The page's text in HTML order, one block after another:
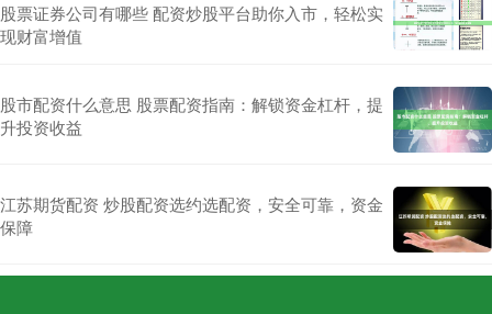
股票证券公司有哪些 配资炒股平台助你入市，轻松实
现财富增值
股市配资什么意思 股票配资指南：解锁资金杠杆，提
升投资收益
江苏期货配资 炒股配资选约选配资，安全可靠，资金
保障